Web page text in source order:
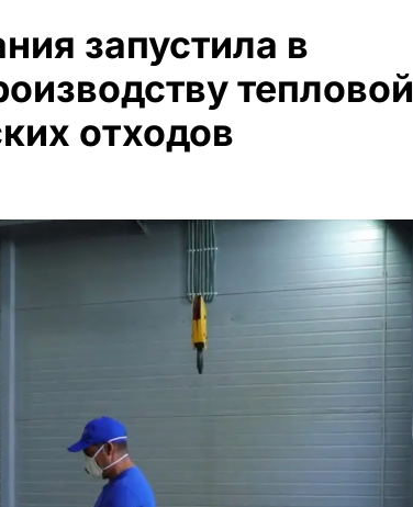
запустила в
тепловой
отходов